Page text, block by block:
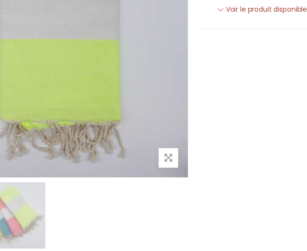
Voir le produit disponible